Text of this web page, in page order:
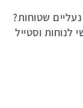
שטוחות?
לנוחות וסטייל